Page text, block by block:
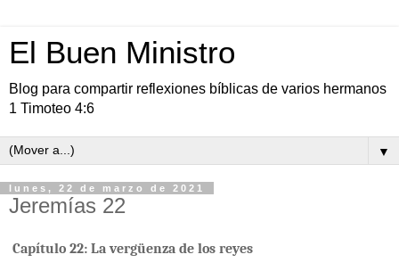
El Buen Ministro
Blog para compartir reflexiones bíblicas de varios hermanos
1 Timoteo 4:6
▼
lunes, 22 de marzo de 2021
Jeremías 22
Capítulo 22: La vergüenza de los reyes